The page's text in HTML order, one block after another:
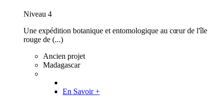
Niveau 4
Une expédition botanique et entomologique au cœur de l'île
rouge de (...)
Ancien projet
Madagascar
En Savoir +